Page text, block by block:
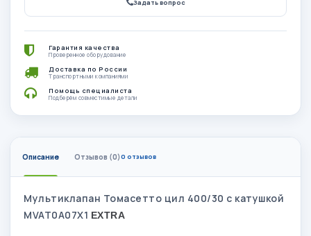
Задать вопрос
Гарантия качества
Проверенное оборудование
Доставка по России
Транспортными компаниями
Помощь специалиста
Подберём совместимые детали
Описание Отзывов (0)0 отзывов
Мультиклапан Томасетто цил 400/30 с катушкой
MVAT0A07X1 EXTRA